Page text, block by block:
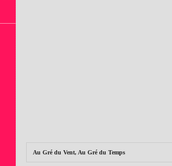
Au Gré du Vent, Au Gré du Temps